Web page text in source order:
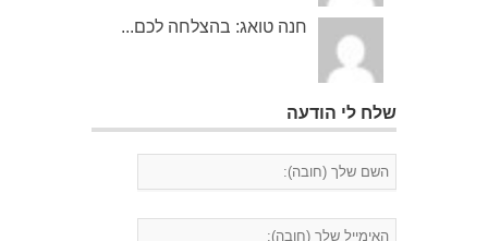
חנה טואג: בהצלחה לכם...
שלח לי הודעה